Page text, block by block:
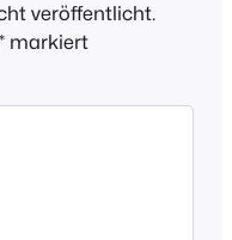
veröffentlicht.
* markiert